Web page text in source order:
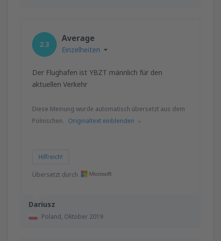
Dariusz
Poland, Oktober 2019
2.3
Average
Einzelheiten
Der Flughafen ist YBZT männlich für den
aktuellen Verkehr
Diese Meinung wurde automatisch übersetzt aus dem
Polnischen. Originaltext einblenden
Hilfreich!
Übersetzt durch